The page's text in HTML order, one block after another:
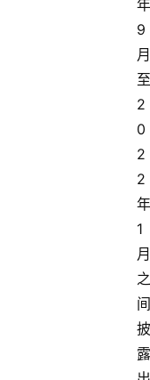
年
9
月
至
2
0
2
2
年
1
月
之
间
披
露